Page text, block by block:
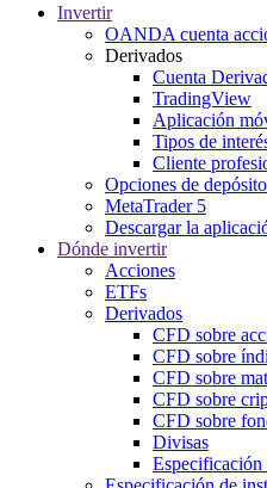
Invertir
OANDA cuenta
Derivados
Cuenta
TradingView
Aplicación
Tipos de
Cliente
Opciones de depósito
MetaTrader 5
Descargar la
Dónde invertir
Acciones
ETFs
Derivados
CFD sobre
CFD sobre
CFD sobre
CFD sobre
CFD sobre
Divisas
Especificación